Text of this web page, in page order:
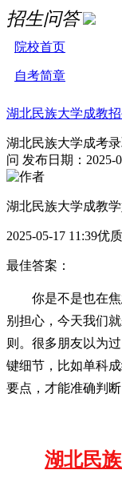
招生问答
院校首页
自考简章
湖北民族大学成教
湖北民族大学成考
问 发布日期：2025-
湖北民族大学成教学
2025-05-17 11:39优
最佳答案：
你是不是也在
别担心，今天我们
则。很多朋友以为
键细节，比如单科
要点，才能准确判
湖北民